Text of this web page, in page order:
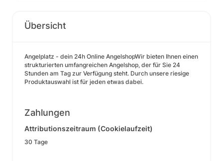
Übersicht
Angelplatz - dein 24h Online AngelshopWir bieten Ihnen einen
strukturierten umfangreichen Angelshop, der für Sie 24
Stunden am Tag zur Verfügung steht. Durch unsere riesige
Produktauswahl ist für jeden etwas dabei.
Zahlungen
Attributionszeitraum (Cookielaufzeit)
30 Tage